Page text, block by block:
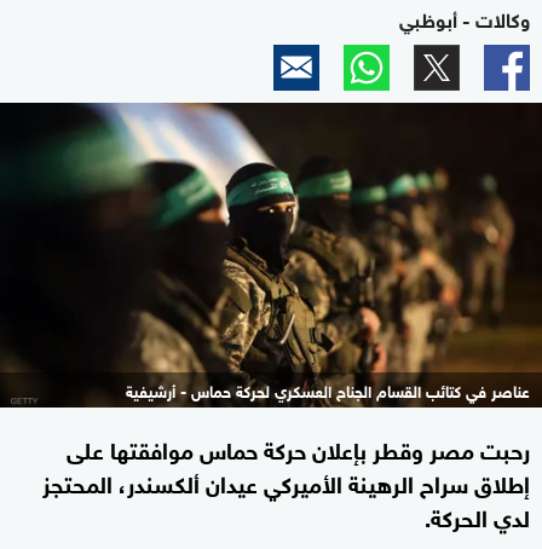
وكالات - أبوظبي
عناصر في كتائب القسام الجناح العسكري لحركة حماس - أرشيفية
رحبت مصر وقطر بإعلان حركة حماس موافقتها على
إطلاق سراح الرهينة الأميركي عيدان ألكسندر، المحتجز
لدي الحركة.